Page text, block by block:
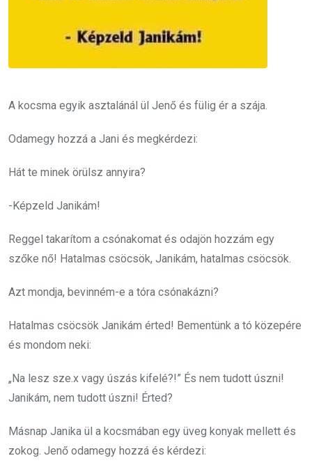
A kocsma egyik asztalánál ül Jenő és fülig ér a szája.
Odamegy hozzá a Jani és megkérdezi:
Hát te minek örülsz annyira?
-Képzeld Janikám!
Reggel takarítom a csónakomat és odajön hozzám egy
szőke nő! Hatalmas csöcsök, Janikám, hatalmas csöcsök.
Azt mondja, bevinném-e a tóra csónakázni?
Hatalmas csöcsök Janikám érted! Bementünk a tó közepére
és mondom neki:
„Na lesz sze.x vagy úszás kifelé?!” És nem tudott úszni!
Janikám, nem tudott úszni! Érted?
Másnap Janika ül a kocsmában egy üveg konyak mellett és
zokog. Jenő odamegy hozzá és kérdezi: